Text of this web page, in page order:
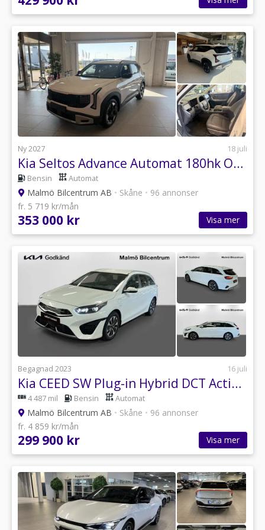
Ny 2027 18 juli
Kia Seltos Advance Automat 180hk OMG Lev
Bensin Automat
Malmö Bilcentrum AB • Skåne • 96 annonser
fr. 5 719 kr/mån
353 000 kr Visa mer
Begagnad 2023 16 juli
Kia CEED SW Plug-in Hybrid DCT Action KIA GODKÄND
4 487 mil Bensin Automat
Malmö Bilcentrum AB • Skåne • 96 annonser
fr. 4 859 kr/mån
299 900 kr Visa mer